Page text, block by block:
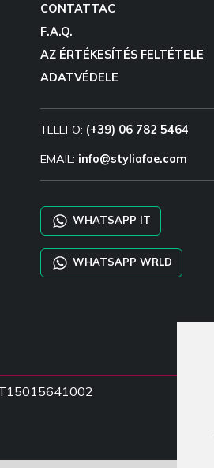
CONTATTAC
F.A.Q.
AZ ÉRTÉKESÍTÉS FELTÉTELE
ADATVÉDELE
TELEFO: (+39) 06 782 5464
EMAIL: info@styliafoe.com
WHATSAPP IT
WHATSAPP WRLD